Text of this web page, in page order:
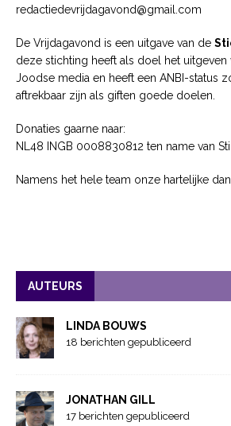
redactiedevrijdagavond@gmail.com
De Vrijdagavond is een uitgave van de
deze stichting heeft als doel het uitgeven
Joodse media en heeft een ANBI-status
aftrekbaar zijn als giften goede doelen.
Donaties gaarne naar:
NL48 INGB 0008830812 ten name van
Namens het hele team onze hartelijke
AUTEURS
LINDA BOUWS
18 berichten gepubliceerd
JONATHAN GILL
17 berichten gepubliceerd